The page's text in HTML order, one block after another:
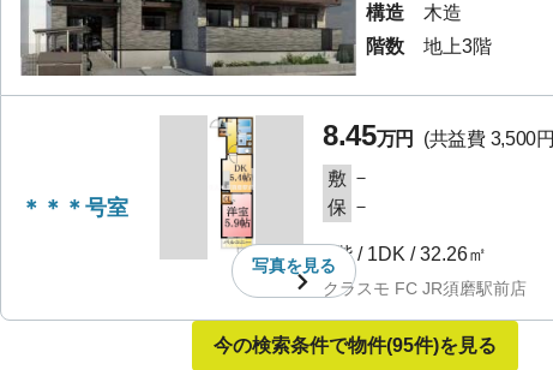
構造
木造
階数
地上3階
＊＊＊号室
写真を見る
8.45万円 (共益費 3,500円
敷 －
保 －
1階/ 1DK /32.26㎡
クラスモ FC JR須磨駅前店
今の検索条件で物件(95件)を見る